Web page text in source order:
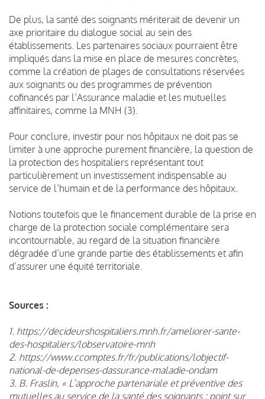
De plus, la santé des soignants mériterait de devenir un
axe prioritaire du dialogue social au sein des
établissements. Les partenaires sociaux pourraient être
impliqués dans la mise en place de mesures concrètes,
comme la création de plages de consultations réservées
aux soignants ou des programmes de prévention
cofinancés par l’Assurance maladie et les mutuelles
affinitaires, comme la MNH (3).
Pour conclure, investir pour nos hôpitaux ne doit pas se
limiter à une approche purement financière, la question de
la protection des hospitaliers représentant tout
particulièrement un investissement indispensable au
service de l’humain et de la performance des hôpitaux.
Notions toutefois que le financement durable de la prise en
charge de la protection sociale complémentaire sera
incontournable, au regard de la situation financière
dégradée d’une grande partie des établissements et afin
d’assurer une équité territoriale.
Sources :
1. https://decideurshospitaliers.mnh.fr/ameliorer-sante-
des-hospitaliers/lobservatoire-mnh
2. https://www.ccomptes.fr/fr/publications/lobjectif-
national-de-depenses-dassurance-maladie-ondam
3. B. Fraslin, « L’approche partenariale et préventive des
mutuelles au service de la santé des soignants : point sur